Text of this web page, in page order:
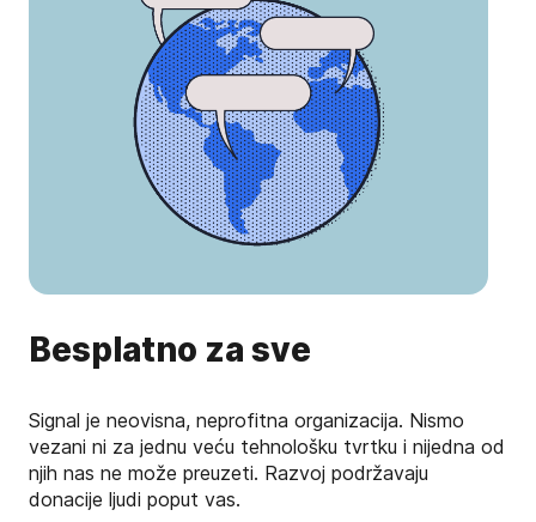
Besplatno za sve
Signal je neovisna, neprofitna organizacija. Nismo
vezani ni za jednu veću tehnološku tvrtku i nijedna od
njih nas ne može preuzeti. Razvoj podržavaju
donacije ljudi poput vas.